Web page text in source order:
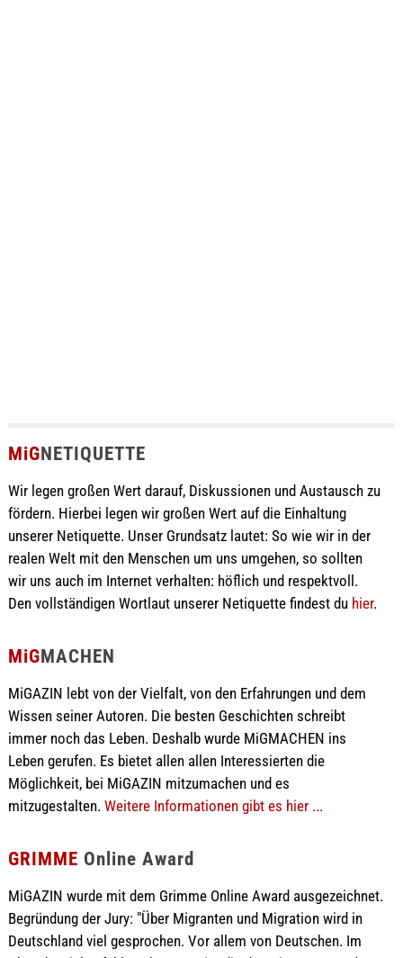
MiGNETIQUETTE
Wir legen großen Wert darauf, Diskussionen und Austausch zu
fördern. Hierbei legen wir großen Wert auf die Einhaltung
unserer Netiquette. Unser Grundsatz lautet: So wie wir in der
realen Welt mit den Menschen um uns umgehen, so sollten
wir uns auch im Internet verhalten: höflich und respektvoll.
Den vollständigen Wortlaut unserer Netiquette findest du hier.
MiGMACHEN
MiGAZIN lebt von der Vielfalt, von den Erfahrungen und dem
Wissen seiner Autoren. Die besten Geschichten schreibt
immer noch das Leben. Deshalb wurde MiGMACHEN ins
Leben gerufen. Es bietet allen allen Interessierten die
Möglichkeit, bei MiGAZIN mitzumachen und es
mitzugestalten. Weitere Informationen gibt es hier ...
GRIMME Online Award
MiGAZIN wurde mit dem Grimme Online Award ausgezeichnet.
Begründung der Jury: "Über Migranten und Migration wird in
Deutschland viel gesprochen. Vor allem von Deutschen. Im